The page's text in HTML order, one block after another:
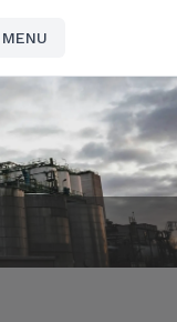
MENU